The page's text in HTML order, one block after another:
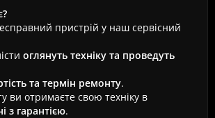
пристрій у наш сервісний
оглянуть техніку та проведуть
та термін ремонту.
ви отримаєте свою техніку в
з гарантією.